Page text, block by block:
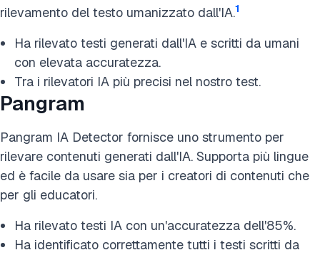
rilevamento del testo umanizzato dall'IA.1
Ha rilevato testi generati dall'IA e scritti da umani
con elevata accuratezza.
Tra i rilevatori IA più precisi nel nostro test.
Pangram
Pangram IA Detector fornisce uno strumento per
rilevare contenuti generati dall'IA. Supporta più lingue
ed è facile da usare sia per i creatori di contenuti che
per gli educatori.
Ha rilevato testi IA con un'accuratezza dell'85%.
Ha identificato correttamente tutti i testi scritti da